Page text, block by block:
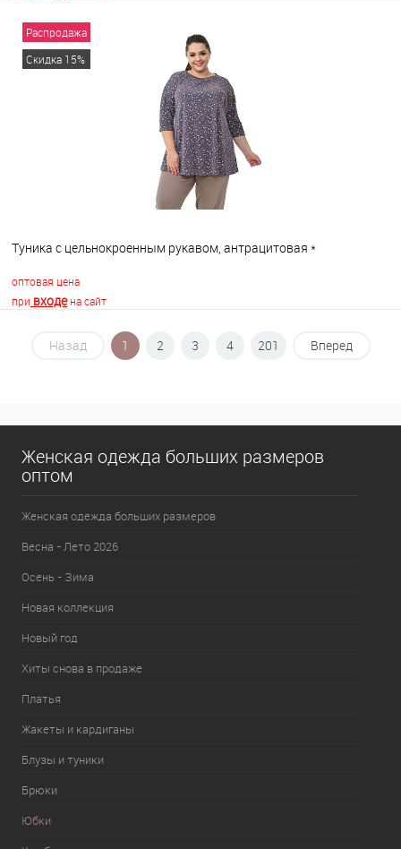
В корзину
Распродажа
Скидка 15%
Туника с цельнокроенным рукавом, антрацитовая *
оптовая цена
при входена сайт
В корзину
Назад 1 2 3 4 201 Вперед
Женская одежда больших размеров
оптом
Женская одежда больших размеров
Весна - Лето 2026
Осень - Зима
Новая коллекция
Новый год
Хиты снова в продаже
Платья
Жакеты и кардиганы
Блузы и туники
Брюки
Юбки